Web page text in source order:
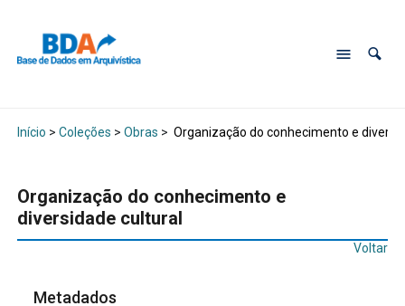
Início > Coleções > Obras > Organização do conhecimento e
Organização do conhecimento e
diversidade cultural
Voltar
Metadados